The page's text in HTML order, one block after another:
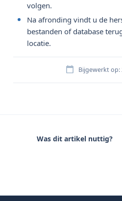
volgen.
Na afronding vindt u de
bestanden of database
locatie.
Bijgewerkt op:
Was dit artikel nuttig?